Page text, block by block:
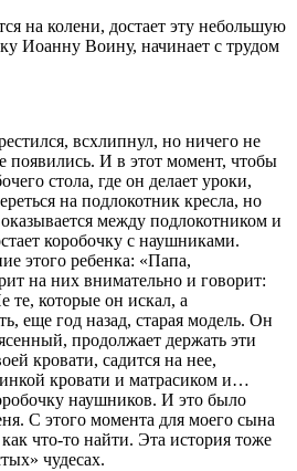
на колени, достает эту небольшую
Иоанну Воину, начинает с трудом
всхлипнул, но ничего не
появились. И в этот момент, чтобы
стола, где он делает уроки,
на подлокотник кресла, но
между подлокотником и
коробочку с наушниками.
этого ребенка: «Папа,
на них внимательно и говорит:
те, которые он искал, а
еще год назад, старая модель. Он
продолжает держать эти
кровати, садится на нее,
кровати и матрасиком и…
наушников. И это было
С этого момента для моего сына
что-то найти. Эта история тоже
чудесах.